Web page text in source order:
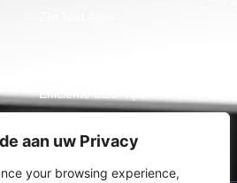
aan uw Privacy
your browsing experience,
Efficiënte SEO Tips!
Openbaar Praten
Over Jaarcijfers